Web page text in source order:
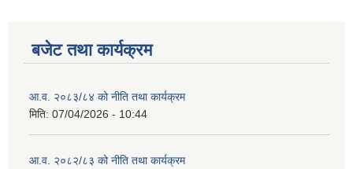
बजेट तथा कार्यक्रम
आ.व. २०८३/८४ को नीति तथा कार्यक्रम
मिति: 07/04/2026 - 10:44
आ.व. २०८२/८३ को नीति तथा कार्यक्रम